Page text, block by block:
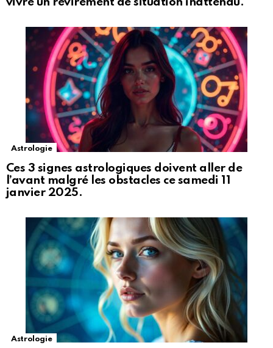
Astrologie
Ces 3 signes astrologiques doivent aller de
l’avant malgré les obstacles ce samedi 11
janvier 2025.
Astrologie